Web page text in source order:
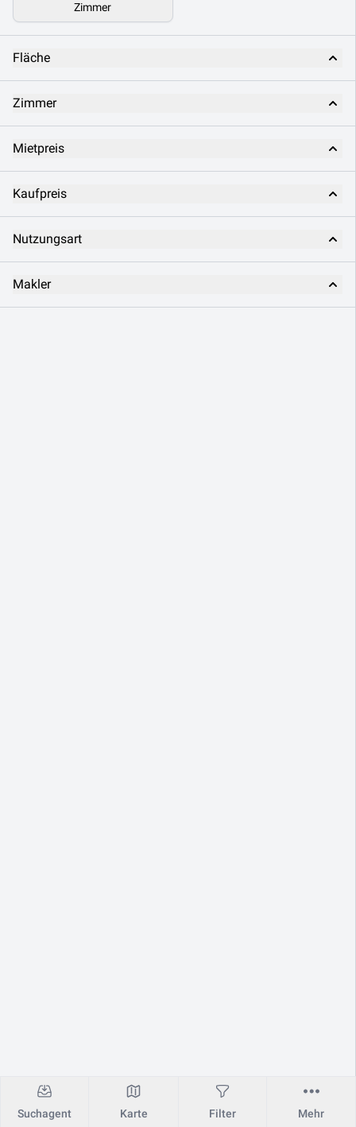
Zimmer
Fläche
Zimmer
Mietpreis
Kaufpreis
Nutzungsart
Makler
Suchagent Karte Filter Mehr